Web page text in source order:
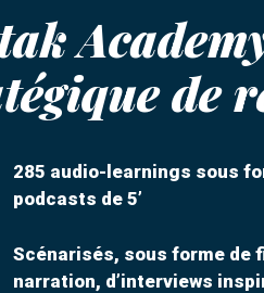
de
285 audio-learnings sous
podcasts de 5’
Scénarisés, sous forme de
narration, d’interviews